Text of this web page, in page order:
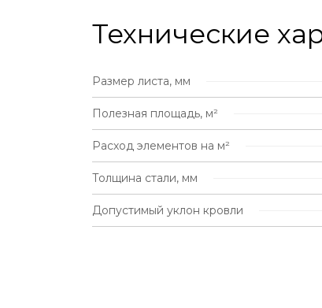
ФАСАД
ПРОЧИЕ ТОВАРЫ
Технические
Размер листа, мм
Полезная площадь, м²
Расход элементов на м²
Толщина стали, мм
Допустимый уклон кровли